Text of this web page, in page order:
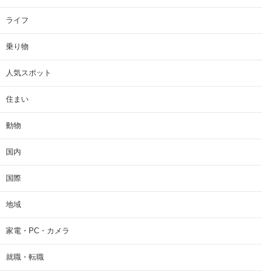
ライフ
乗り物
人気スポット
住まい
動物
国内
国際
地域
家電・PC・カメラ
就職・転職